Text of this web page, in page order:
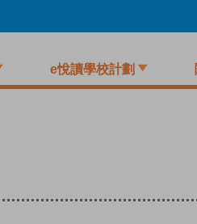
e悅讀學校計劃